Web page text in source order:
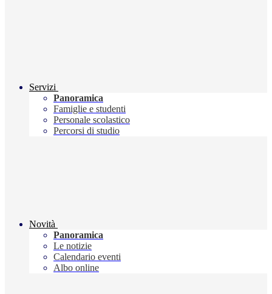
Servizi
Panoramica
Famiglie e studenti
Personale scolastico
Percorsi di studio
Novità
Panoramica
Le notizie
Calendario eventi
Albo online